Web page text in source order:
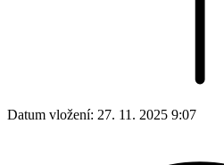
Datum vložení: 27. 11. 2025 9:07